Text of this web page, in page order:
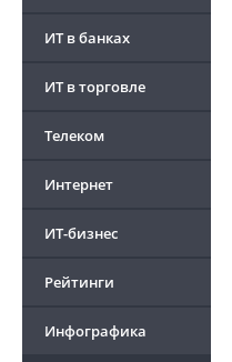
ИТ в банках
ИТ в торговле
Телеком
Интернет
ИТ-бизнес
Рейтинги
Инфографика